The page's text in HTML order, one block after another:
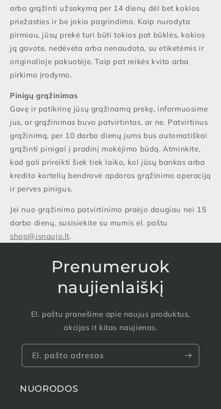
arba grąžinti užsakymą per 14 dienų dėl bet kokios
priežasties ir be jokio pagrindimo. Kaip nurodyta
pirmiau, jūsų prekė turi būti tokios pat būklės, kokios
ją gavote, nedėvėta arba nenaudota, su etiketėmis ir
originalioje pakuotėje. Taip pat reikės kvito arba
pirkimo įrodymo.
Pinigų grąžinimas
Gavę ir patikrinę jūsų grąžinamą prekę, informuosime
jus, ar grąžinimas buvo patvirtintas, ar ne. Patvirtinus
grąžinimą, per 10 darbo dienų jums bus automatiškai
grąžinti pinigai į pradinį mokėjimo būdą. Atminkite,
kad gali prireikti šiek tiek laiko, kol jūsų bankas arba
kredito kortelių bendrovė apdoros grąžinimo operaciją
ir perves pinigus.
Jei nuo grąžinimo patvirtinimo praėjo daugiau nei 15
darbo dienų, susisiekite su mumis el. paštu
shop@isnaujo.lt.
Prenumeruok
naujienlaiškį
El. paštu pranešime apie naujus produktus,
akcijas it kitas naujienas.
El. pašto adresas
NUORODOS